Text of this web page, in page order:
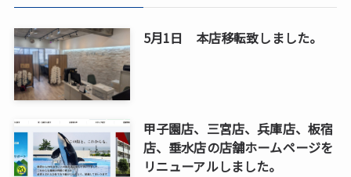
5月1日 本店移転致しました。
甲子園店、三宮店、兵庫店、板宿
店、垂水店の店舗ホームページを
リニューアルしました。